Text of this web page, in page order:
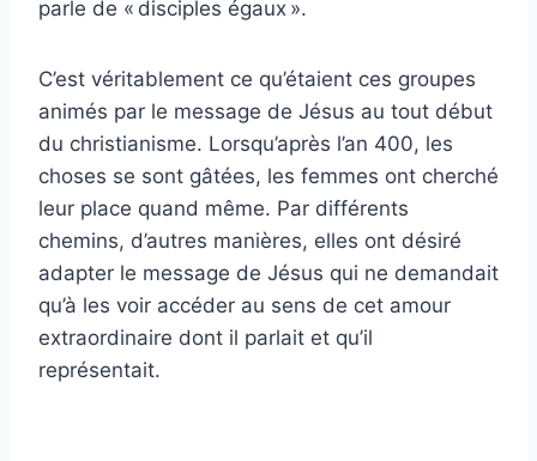
parle de « disciples égaux ».
C’est véritablement ce qu’étaient ces groupes
animés par le message de Jésus au tout début
du christianisme. Lorsqu’après l’an 400, les
choses se sont gâtées, les femmes ont cherché
leur place quand même. Par différents
chemins, d’autres manières, elles ont désiré
adapter le message de Jésus qui ne demandait
qu’à les voir accéder au sens de cet amour
extraordinaire dont il parlait et qu’il
représentait.